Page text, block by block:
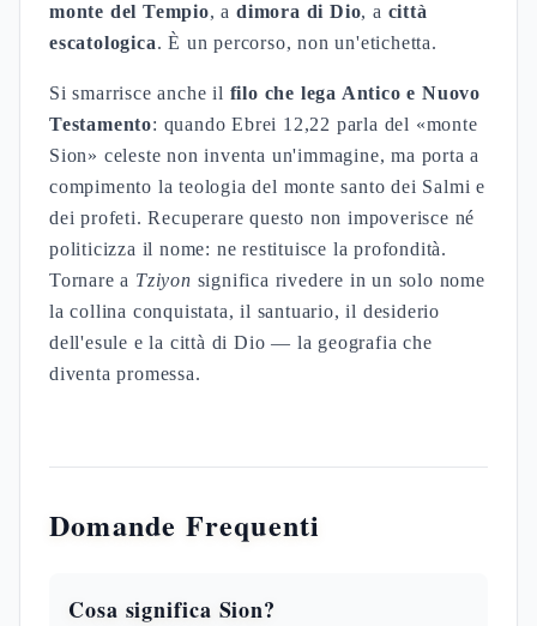
monte del Tempio, adimora di Dio, a città
escatologica. È un percorso, non un'etichetta.
Si smarrisce anche il filo che lega Antico e Nuovo
Testamento: quando Ebrei 12,22 parla del «monte
Sion» celeste non inventa un'immagine, ma porta a
compimento la teologia del monte santo dei Salmi e
dei profeti. Recuperare questo non impoverisce né
politicizza il nome: ne restituisce la profondità.
Tornare a Tziyon significa rivedere in un solo nome
la collina conquistata, il santuario, il desiderio
dell'esule e la città di Dio — la geografia che
diventa promessa.
Domande Frequenti
Cosa significa Sion?